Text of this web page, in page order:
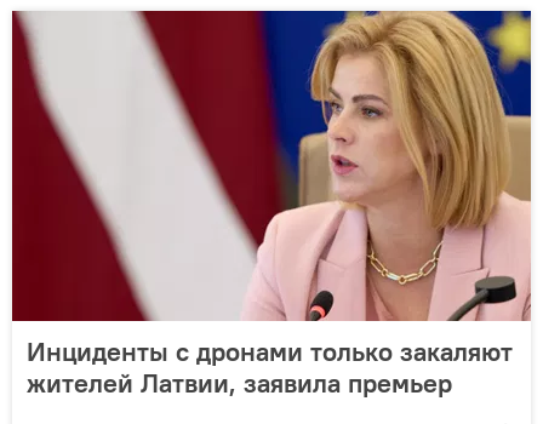
Инциденты с дронами только закаляют
жителей Латвии, заявила премьер